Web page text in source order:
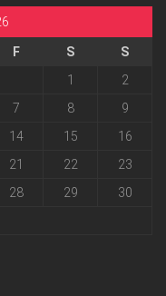
F S
S
1
2
7 8
9
14 15
16
21 22
23
28 29
30